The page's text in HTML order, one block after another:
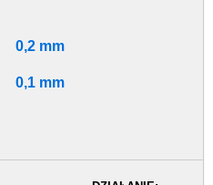
0,2 mm
0,1 mm